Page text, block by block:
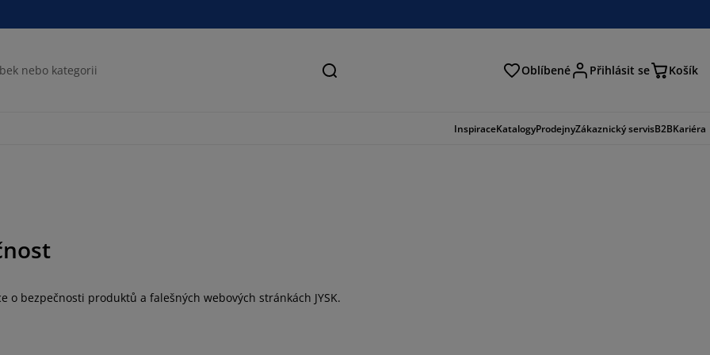
Hledat Oblíbené Přihlásit se Košík
InspiraceKatalogyProdejnyZákaznický servisB2BKariéra
o bezpečnosti produktů a falešných webových stránkách JYSK.